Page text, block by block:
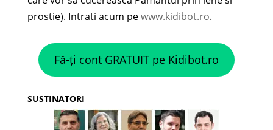
prostie). Intrati acum pewww.kidibot.ro.
Fă-ți cont GRATUIT pe Kidibot.ro
SUSTINATORI